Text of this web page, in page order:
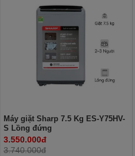
Máy giặt Sharp 7.5 Kg ES-Y75HV-
S Lồng đứng
3.550.000đ
3.740.000đ